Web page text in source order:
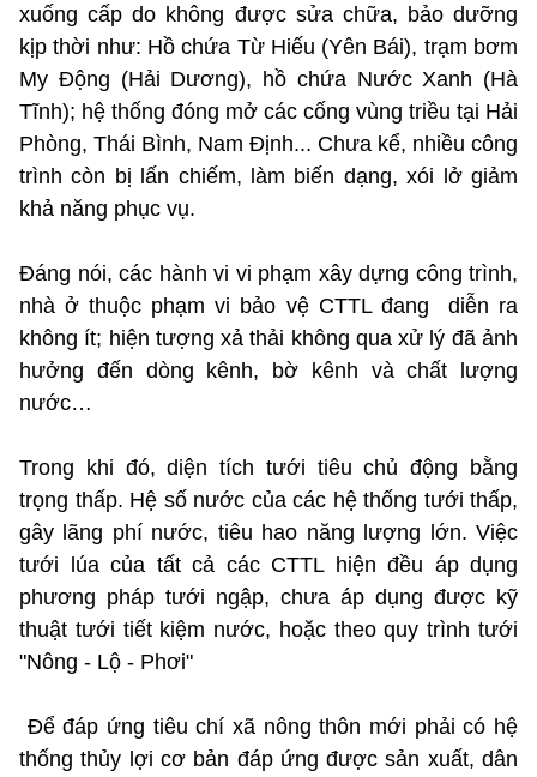
xuống cấp do không được sửa chữa, bảo dưỡng
kịp thời như: Hồ chứa Từ Hiếu (Yên Bái), trạm bơm
My Động (Hải Dương), hồ chứa Nước Xanh (Hà
Tĩnh); hệ thống đóng mở các cống vùng triều tại Hải
Phòng, Thái Bình, Nam Định... Chưa kể, nhiều công
trình còn bị lấn chiếm, làm biến dạng, xói lở giảm
khả năng phục vụ.
Đáng nói, các hành vi vi phạm xây dựng công trình,
nhà ở thuộc phạm vi bảo vệ CTTL đang diễn ra
không ít; hiện tượng xả thải không qua xử lý đã ảnh
hưởng đến dòng kênh, bờ kênh và chất lượng
nước…
Trong khi đó, diện tích tưới tiêu chủ động bằng
trọng thấp. Hệ số nước của các hệ thống tưới thấp,
gây lãng phí nước, tiêu hao năng lượng lớn. Việc
tưới lúa của tất cả các CTTL hiện đều áp dụng
phương pháp tưới ngập, chưa áp dụng được kỹ
thuật tưới tiết kiệm nước, hoặc theo quy trình tưới
"Nông - Lộ - Phơi"
Để đáp ứng tiêu chí xã nông thôn mới phải có hệ
thống thủy lợi cơ bản đáp ứng được sản xuất, dân